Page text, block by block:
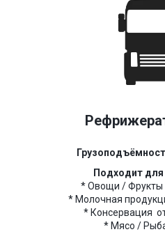
Подходит для
* Овощи / Фрукты
* Молочная
* Консервация от
* Мясо /